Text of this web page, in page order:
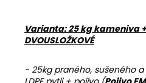
Varianta: 25 kg kameniva
DVOUSLOŽKOVÉ
- 25kg praného, sušeného